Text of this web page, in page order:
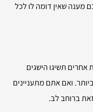
מענה שאין דומה לו לכל
תשיגו הישגים
ואם אתם מתעניינים
ברוחב לב.